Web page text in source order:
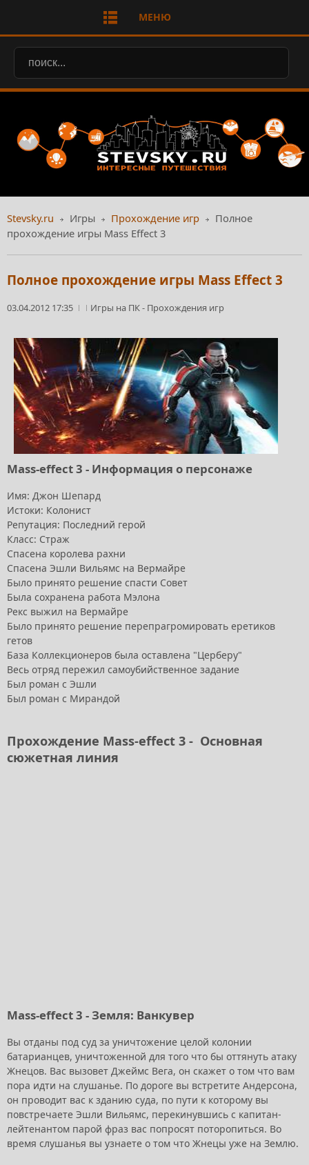
МЕНЮ
Stevsky.ru Игры Прохождение игр
Полное
прохождение игры Mass Effect 3
Полное прохождение игры Mass Effect 3
03.04.2012 17:35 Игры на ПК- Прохождения игр
Mass-effect 3 - Информация о персонаже
Имя: Джон Шепард
Истоки: Колонист
Репутация: Последний герой
Класс: Страж
Спасена королева рахни
Спасена Эшли Вильямс на Вермайре
Было принято решение спасти Совет
Была сохранена работа Мэлона
Рекс выжил на Вермайре
Было принято решение перепрагромировать еретиков
гетов
База Коллекционеров была оставлена "Церберу"
Весь отряд пережил самоубийственное задание
Был роман с Эшли
Был роман с Мирандой
Прохождение Mass-effect 3 - Основная
сюжетная линия
Mass-effect 3 - Земля: Ванкувер
Вы отданы под суд за уничтожение целой колонии
батарианцев, уничтоженной для того что бы оттянуть атаку
Жнецов. Вас вызовет Джеймс Вега, он скажет о том что вам
пора идти на слушанье. По дороге вы встретите Андерсона,
он проводит вас к зданию суда, по пути к которому вы
повстречаете Эшли Вильямс, перекинувшись с капитан-
лейтенантом парой фраз вас попросят поторопиться. Во
время слушанья вы узнаете о том что Жнецы уже на Землю.